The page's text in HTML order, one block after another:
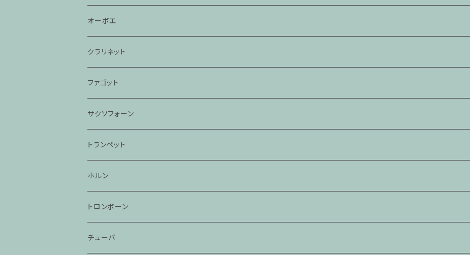
オーボエ
クラリネット
ファゴット
サクソフォーン
トランペット
ホルン
トロンボーン
チューバ